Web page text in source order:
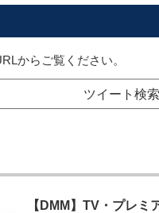
からご覧ください。
ツイート検
【DMM】TV・プレ